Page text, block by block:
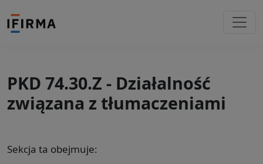
PKD 74.30.Z - Działalność
związana z tłumaczeniami
Sekcja ta obejmuje: